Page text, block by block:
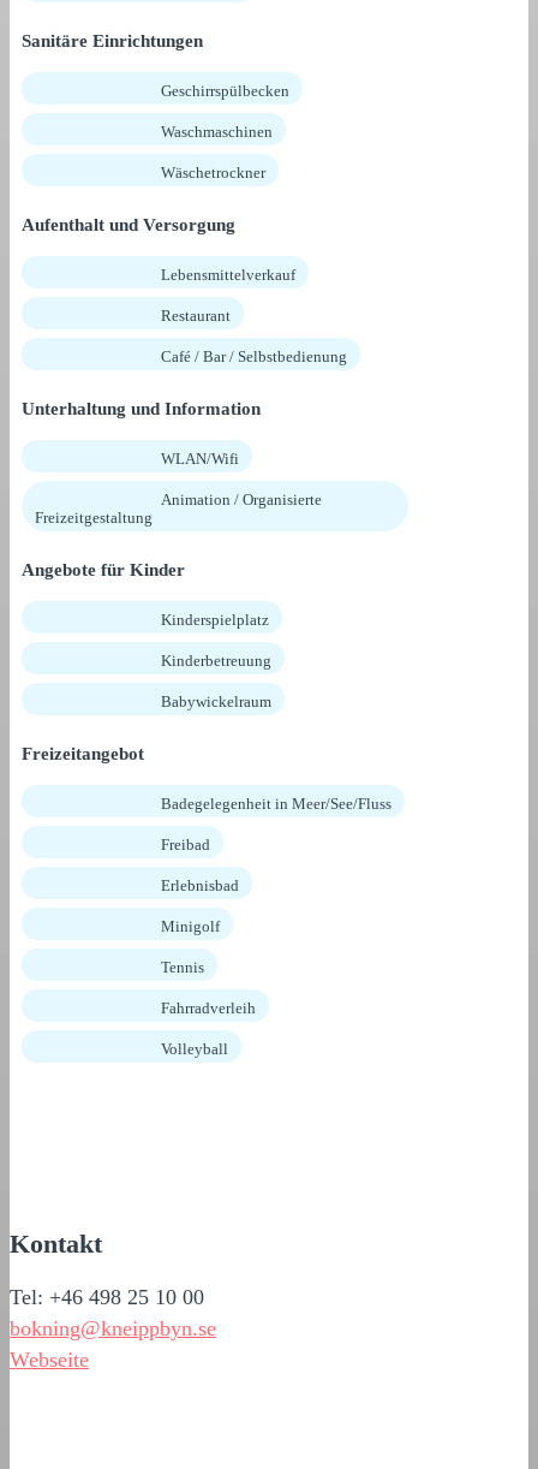
Sanitäre Einrichtungen
Geschirrspülbecken
Waschmaschinen
Wäschetrockner
Aufenthalt und Versorgung
Lebensmittelverkauf
Restaurant
Café / Bar / Selbstbedienung
Unterhaltung und Information
WLAN/Wifi
Animation / Organisierte
Freizeitgestaltung
Angebote für Kinder
Kinderspielplatz
Kinderbetreuung
Babywickelraum
Freizeitangebot
Badegelegenheit in Meer/See/Fluss
Freibad
Erlebnisbad
Minigolf
Tennis
Fahrradverleih
Volleyball
Kontakt
Tel: +46 498 25 10 00
bokning@kneippbyn.se
Webseite